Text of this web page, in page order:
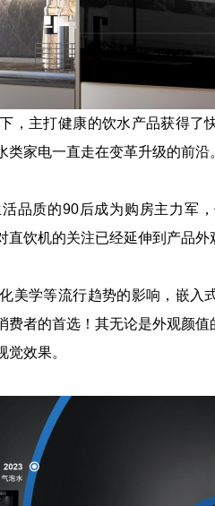
主打健康的饮水产品获得了快
类家电一直走在变革升级的前沿
质的90后成为购房主力军，
直饮机的关注已经延伸到产品外
学等流行趋势的影响，嵌入
费者的首选！其无论是外观颜
效果。